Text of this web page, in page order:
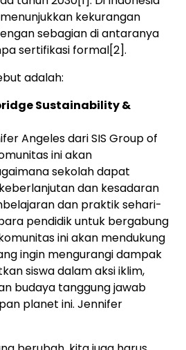
kekurangan
sebagian di antaranya
sertifikasi formal[2].
adalah:
Sustainability &
Angelesdari SIS Group of
ini akan
sekolah dapat
dan kesadaran
dan praktik sehari-
pendidik untuk bergabung
ini akan mendukung
ingin mengurangi dampak
siswa dalam aksi iklim,
budaya tanggung jawab
planet ini. Jennifer